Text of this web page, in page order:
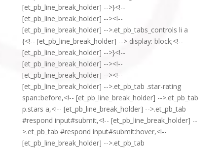
[et_pb_line_break_holder] -->}<!--
[et_pb_line_break_holder] --><!--
[et_pb_line_break_holder] -->.et_pb_tabs_controls li a
{<!-- [et_pb_line_break_holder] --> display: block;<!--
[et_pb_line_break_holder] -->}<!--
[et_pb_line_break_holder] --><!--
[et_pb_line_break_holder] --><!--
[et_pb_line_break_holder] -->.et_pb_tab .star-rating
span::before,<!-- [et_pb_line_break_holder] -->.et_pb_tab
p.stars a,<!-- [et_pb_line_break_holder] -->.et_pb_tab
#respond input#submit,<!-- [et_pb_line_break_holder] --
>.et_pb_tab #respond input#submit:hover,<!--
[et_pb_line_break_holder] -->.et_pb_tab